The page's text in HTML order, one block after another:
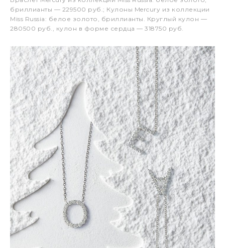
бриллианты — 229500 руб.; Кулоны Mercury из коллекции
Miss Russia: белое золото, бриллианты. Круглый кулон —
280500 руб., кулон в форме сердца — 318750 руб.